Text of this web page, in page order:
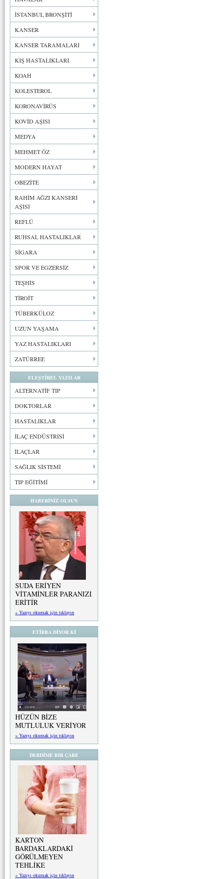
İSTANBUL BRONŞİTİ
KANSER
KANSER TARAMALARI
KIŞ HASTALIKLARI
KOAH
KOLESTEROL
KORONAVİRÜS
KOVİD AŞISI
MEDYA
MEHMET ÖZ
MODERN HAYAT
OBEZİTE
RAHİM AĞZI KANSERİ
AŞISI
REFLÜ
RUHSAL HASTALIKLAR
SİGARA
SPOR VE EGZERSİZ
TEŞHİS
TİROİT
TÜBERKÜLOZ
UZUN YAŞAMA
YAZ HASTALIKLARI
ZATÜRREE
ELEŞTİREL YAZILAR
ALTERNATİF TIP
DOKTORLAR
HASTALIKLAR
İLAÇ ENDÜSTRİSİ
İLAÇLAR
SAĞLIK SİSTEMİ
TIP EĞİTİMİ
HABERİNİZ OLSUN
SUDA ERİYEN
VİTAMİNLER PARANIZI
ERİTİR
» Yazıyı okumak için tıklayın
ETİBBA DİYOR Kİ
HÜZÜN BİZE
MUTLULUK VERİYOR
» Yazıyı okumak için tıklayın
DERDİME BİR ÇARE
KARTON
BARDAKLARDAKİ
GÖRÜLMEYEN
TEHLİKE
» Yazıyı okumak için tıklayın